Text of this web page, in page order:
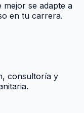
se adapte a
en tu carrera.
consultoría y